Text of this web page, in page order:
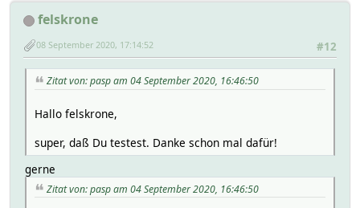
'version'
'id' =>
'version'
'id' =>
'version'
'version'
'id' =>
'deviceId' => 'C097276B-8Dxxxxxxxx-xxxx-
'label' =>
'type' => 'DTH',
'components' => [
{
'capabilities'
'version'
'id' =>
'version'
felskrone
#12
08 September 2020, 17:14:52
Zitat von: pasp am 04 September 2020, 16:46:50
Hallo felskrone,
super, daß Du testest. Danke schon mal dafür!
gerne
Zitat von: pasp am 04 September 2020, 16:46:50